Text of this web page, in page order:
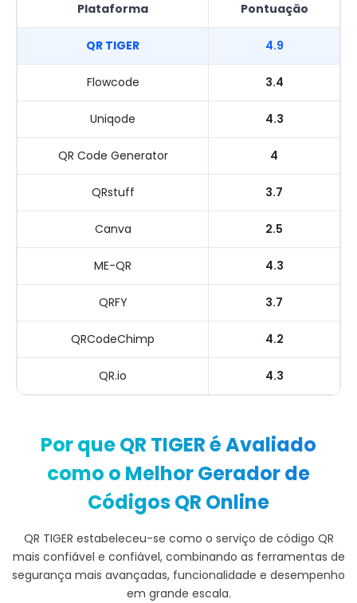
Plataforma Pontuação
QR TIGER 4.9
Flowcode 3.4
Uniqode 4.3
QR Code Generator 4
QRstuff 3.7
Canva 2.5
ME-QR 4.3
QRFY 3.7
QRCodeChimp 4.2
QR.io 4.3
Por que QR TIGER é Avaliado
como o Melhor Gerador de
Códigos QR Online
QR TIGER estabeleceu-se como o serviço de código QR
mais confiável e confiável, combinando as ferramentas de
segurança mais avançadas, funcionalidade e desempenho
em grande escala.